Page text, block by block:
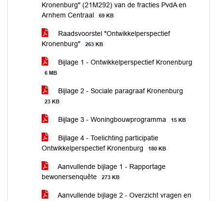
Kronenburg" (21M292) van de fracties PvdA en
Arnhem Centraal
69 KB
Raadsvoorstel "Ontwikkelperspectief
Kronenburg"
263 KB
Bijlage 1 - Ontwikkelperspectief Kronenburg
6 MB
Bijlage 2 - Sociale paragraaf Kronenburg
23 KB
Bijlage 3 - Woningbouwprogramma 15 KB
Bijlage 4 - Toelichting participatie
Ontwikkelperspectief Kronenburg
180 KB
Aanvullende bijlage 1 - Rapportage
bewonersenquête
273 KB
Aanvullende bijlage 2 - Overzicht vragen en